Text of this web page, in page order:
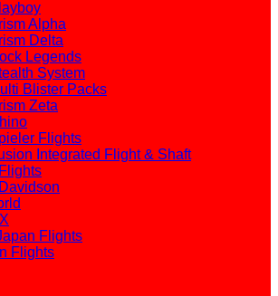
Alpha
Delta
Legends
System
Blister Packs
Zeta
Flights
Integrated Flight & Shaft
Flights
Flights